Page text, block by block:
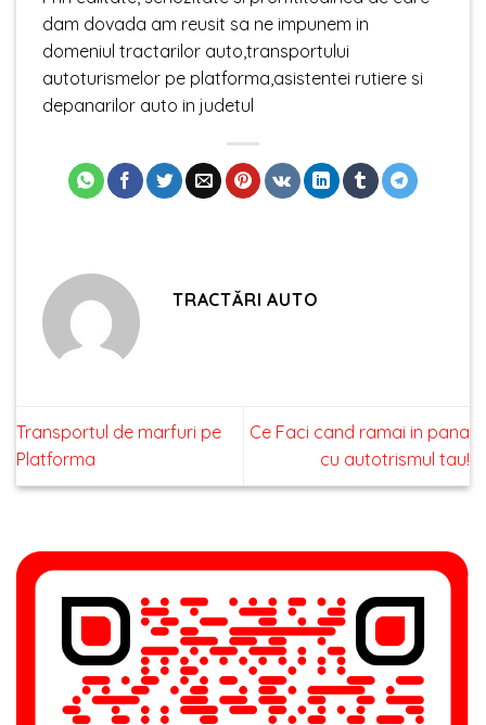
dam dovada am reusit sa ne impunem in
domeniul tractarilor auto,transportului
autoturismelor pe platforma,asistentei rutiere si
depanarilor auto in judetul
TRACTĂRI AUTO
Transportul de marfuri pe
Platforma
Ce Faci cand ramai in pana
cu autotrismul tau!